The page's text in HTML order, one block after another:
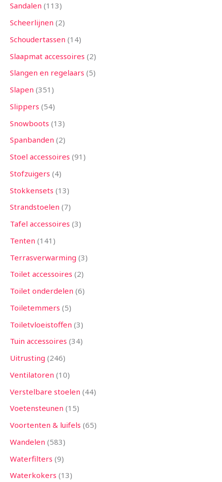
Sandalen 113
Scheerlijnen 2
Schoudertassen 14
Slaapmat accessoires 2
Slangen en regelaars 5
Slapen 351
Slippers 54
Snowboots 13
Spanbanden 2
Stoel accessoires 91
Stofzuigers 4
Stokkensets 13
Strandstoelen 7
Tafel accessoires 3
Tenten 141
Terrasverwarming 3
Toilet accessoires 2
Toilet onderdelen 6
Toiletemmers 5
Toiletvloeistoffen 3
Tuin accessoires 34
Uitrusting 246
Ventilatoren 10
Verstelbare stoelen 44
Voetensteunen 15
Voortenten & luifels 65
Wandelen 583
Waterfilters 9
Waterkokers 13